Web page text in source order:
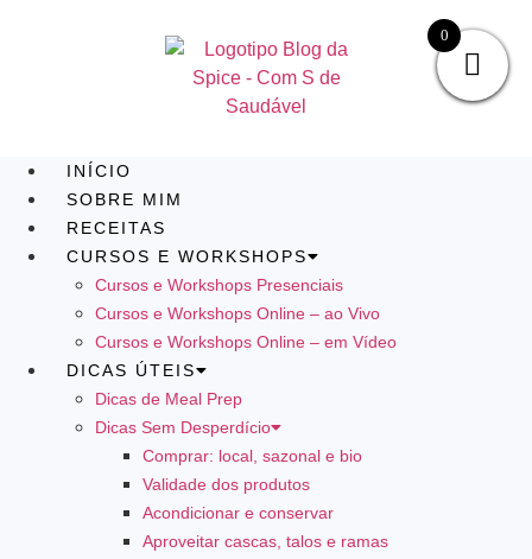
INÍCIO
SOBRE MIM
RECEITAS
CURSOS E WORKSHOPS
Cursos e Workshops Presenciais
Cursos e Workshops Online – ao Vivo
Cursos e Workshops Online – em Vídeo
DICAS ÚTEIS
Dicas de Meal Prep
Dicas Sem Desperdício
Comprar: local, sazonal e bio
Validade dos produtos
Acondicionar e conservar
Aproveitar cascas, talos e ramas
0